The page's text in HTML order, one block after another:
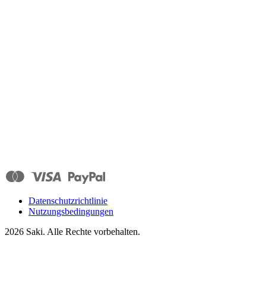
Datenschutzrichtlinie
Nutzungsbedingungen
2026 Saki. Alle Rechte vorbehalten.